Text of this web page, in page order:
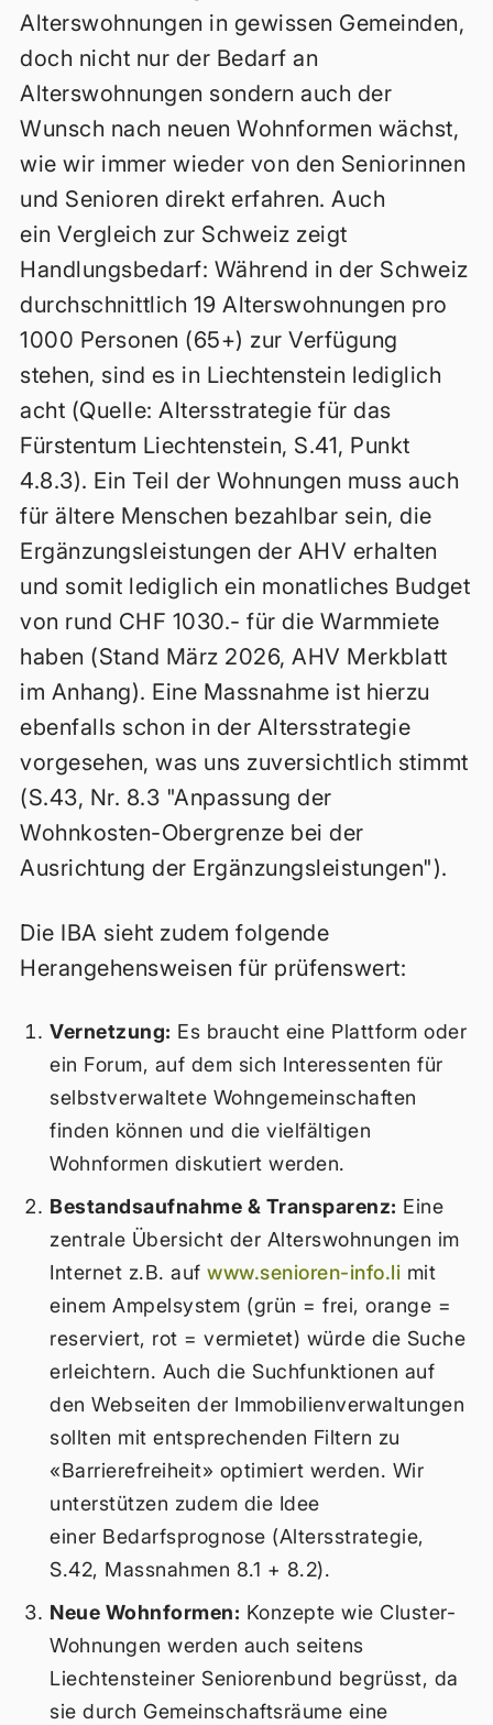
Alterswohnungen in gewissen Gemeinden,
doch nicht nur der Bedarf an
Alterswohnungen sondern auch der
Wunsch nach neuen Wohnformen wächst,
wie wir immer wieder von den Seniorinnen
und Senioren direkt erfahren. Auch
ein Vergleich zur Schweiz zeigt
Handlungsbedarf: Während in der Schweiz
durchschnittlich 19 Alterswohnungen pro
1000 Personen (65+) zur Verfügung
stehen, sind es in Liechtenstein lediglich
acht (Quelle: Altersstrategie für das
Fürstentum Liechtenstein, S.41, Punkt
4.8.3). Ein Teil der Wohnungen muss auch
für ältere Menschen bezahlbar sein, die
Ergänzungsleistungen der AHV erhalten
und somit lediglich ein monatliches Budget
von rund CHF 1030.- für die Warmmiete
haben (Stand März 2026, AHV Merkblatt
im Anhang). Eine Massnahme ist hierzu
ebenfalls schon in der Altersstrategie
vorgesehen, was uns zuversichtlich stimmt
(S.43, Nr. 8.3 "Anpassung der
Wohnkosten-Obergrenze bei der
Ausrichtung der Ergänzungsleistungen").
Die IBA sieht zudem folgende
Herangehensweisen für prüfenswert:
Vernetzung: Es braucht eine Plattform oder
ein Forum, auf dem sich Interessenten für
selbstverwaltete Wohngemeinschaften
finden können und die vielfältigen
Wohnformen diskutiert werden.
Bestandsaufnahme & Transparenz: Eine
zentrale Übersicht der Alterswohnungen im
Internet z.B. auf www.senioren-info.li mit
einem Ampelsystem (grün = frei, orange =
reserviert, rot = vermietet) würde die Suche
erleichtern. Auch die Suchfunktionen auf
den Webseiten der Immobilienverwaltungen
sollten mit entsprechenden Filtern zu
«Barrierefreiheit» optimiert werden. Wir
unterstützen zudem die Idee
einer Bedarfsprognose (Altersstrategie,
S.42, Massnahmen 8.1 + 8.2).
Neue Wohnformen: Konzepte wie Cluster-
Wohnungen werden auch seitens
Liechtensteiner Seniorenbund begrüsst, da
sie durch Gemeinschaftsräume eine